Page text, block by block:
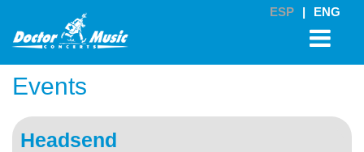
Events
Headsend
ESP | ENG